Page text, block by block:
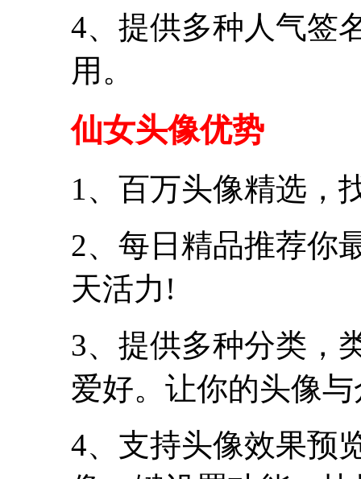
4、提供多种人气签
用。
仙女头像优势
1、百万头像精选，
2、每日精品推荐你
天活力!
3、提供多种分类，
爱好。让你的头像
4、支持头像效果预